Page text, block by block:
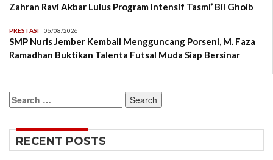
Zahran Ravi Akbar Lulus Program Intensif Tasmi’ Bil Ghoib
PRESTASI 06/08/2026
SMP Nuris Jember Kembali Mengguncang Porseni, M. Faza
Ramadhan Buktikan Talenta Futsal Muda Siap Bersinar
Search
for:
RECENT POSTS